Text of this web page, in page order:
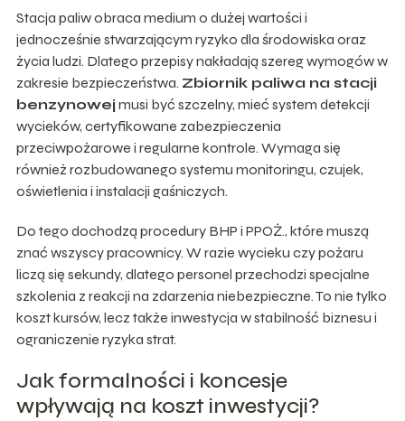
Stacja paliw obraca medium o dużej wartości i
jednocześnie stwarzającym ryzyko dla środowiska oraz
życia ludzi. Dlatego przepisy nakładają szereg wymogów w
zakresie bezpieczeństwa. Zbiornik paliwa na stacji
benzynowej musi być szczelny, mieć system detekcji
wycieków, certyfikowane zabezpieczenia
przeciwpożarowe i regularne kontrole. Wymaga się
również rozbudowanego systemu monitoringu, czujek,
oświetlenia i instalacji gaśniczych.
Do tego dochodzą procedury BHP i PPOŻ., które muszą
znać wszyscy pracownicy. W razie wycieku czy pożaru
liczą się sekundy, dlatego personel przechodzi specjalne
szkolenia z reakcji na zdarzenia niebezpieczne. To nie tylko
koszt kursów, lecz także inwestycja w stabilność biznesu i
ograniczenie ryzyka strat.
Jak formalności i koncesje
wpływają na koszt inwestycji?